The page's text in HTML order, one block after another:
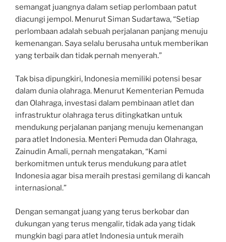
semangat juangnya dalam setiap perlombaan patut
diacungi jempol. Menurut Siman Sudartawa, “Setiap
perlombaan adalah sebuah perjalanan panjang menuju
kemenangan. Saya selalu berusaha untuk memberikan
yang terbaik dan tidak pernah menyerah.”
Tak bisa dipungkiri, Indonesia memiliki potensi besar
dalam dunia olahraga. Menurut Kementerian Pemuda
dan Olahraga, investasi dalam pembinaan atlet dan
infrastruktur olahraga terus ditingkatkan untuk
mendukung perjalanan panjang menuju kemenangan
para atlet Indonesia. Menteri Pemuda dan Olahraga,
Zainudin Amali, pernah mengatakan, “Kami
berkomitmen untuk terus mendukung para atlet
Indonesia agar bisa meraih prestasi gemilang di kancah
internasional.”
Dengan semangat juang yang terus berkobar dan
dukungan yang terus mengalir, tidak ada yang tidak
mungkin bagi para atlet Indonesia untuk meraih